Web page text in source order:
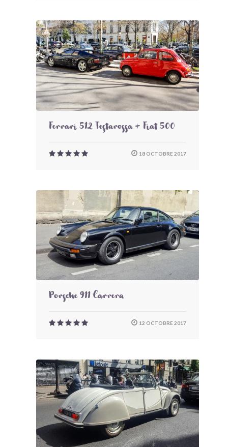
Ferrari 512 Testarossa + Fiat 500
18 OCTOBRE 2017
Porsche 911 Carrera
12 OCTOBRE 2017